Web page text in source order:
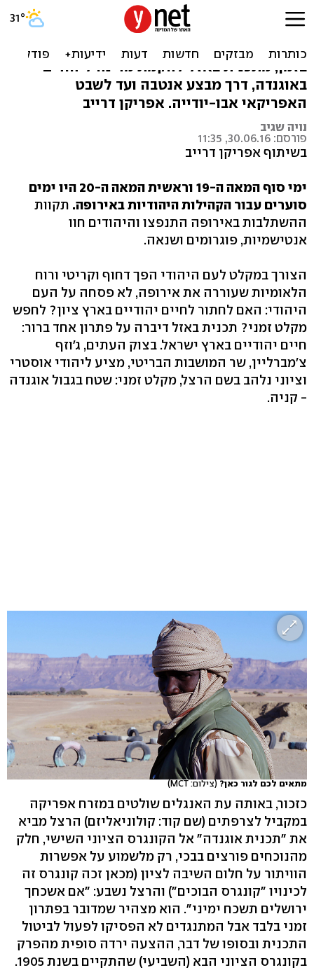
להיות עם חופשי באוגנדה
אז מה יש לנו לחפש באוגנדה? צאו איתנו למסע
בזמן, מתכנית באזל להקמת מדינה ליהודים
באוגנדה, דרך מבצע אנטבה ועד לשבט
האפריקאי אבו-יודייה. אפריקן דרייב
נויה שגיב
פורסם: 30.06.16, 11:35
בשיתוף אפריקן דרייב
ימי סוף המאה ה-19 וראשית המאה ה-20 היו ימים
סוערים עבור הקהילות היהודיות באירופה. תקוות
ההשתלבות באירופה התנפצו והיהודים חוו
אנטישמיות, פוגרומים ושנאה.
הצורך במקלט לעם היהודי הפך דחוף וקריטי ורוח
הלאומיות שעוררה את אירופה, לא פסחה על העם
היהודי: האם לחתור לחיים יהודיים בארץ ציון? לחפש
מקלט זמני? תכנית באזל דיברה על פתרון אחד ברור:
חיים יהודיים בארץ ישראל. בצוק העתים, ג'וזף
צ'מברליין, שר המושבות הבריטי, מציע ליהודי אוסטרי
וציוני נלהב בשם הרצל, מקלט זמני: שטח בגבול אוגנדה
- קניה.
מתאים לכם לגור כאן? (צילום: MCT)
כזכור, באותה עת האנגלים שולטים במזרח אפריקה
במקביל לצרפתים (שם קוד: קולוניאליזם) הרצל מביא
את "תכנית אוגנדה" אל הקונגרס הציוני השישי, חלק
מהנוכחים פורצים בבכי, רק מלשמוע על אפשרות
הוויתור על חלום השיבה לציון (מכאן זכה קונגרס זה
לכינויו "קונגרס הבוכים") והרצל נשבע: "אם אשכחך
ירושלים תשכח ימיני". הוא מצהיר שמדובר בפתרון
זמני בלבד אבל המתנגדים לא הפסיקו לפעול לביטול
התכנית ובסופו של דבר, ההצעה ירדה סופית מהפרק
בקונגרס הציוני הבא (השביעי) שהתקיים בשנת 1905.